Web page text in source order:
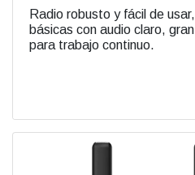
Radio robusto y fácil de
básicas con audio claro,
para trabajo continuo.